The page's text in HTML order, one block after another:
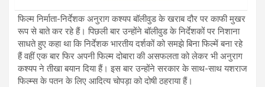
फिल्म निर्माता-निर्देशक अनुराग कश्यप बॉलीवुड के खराब दौर पर काफी मुखर
रूप से बाते कर रहे हैं। पिछली बार उन्होंने बॉलीवुड के निर्देशकों पर निशाना
साधते हुए कहा था कि निर्देशक भारतीय दर्शकों को समझे बिना फिल्में बना रहे
हैं वहीं एक बार फिर अपनी फिल्म दोबारा की असफलता को लेकर भी अनुराग
कश्यप ने तीखा बयान दिया हैं। इस बार उन्होंने सरकार के साथ-साथ यशराज
फिल्म्स के पतन के लिए आदित्य चोपड़ा को दोषी ठहराया हैं।